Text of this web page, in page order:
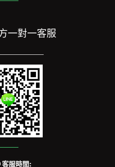
一對一客服
客服時間: